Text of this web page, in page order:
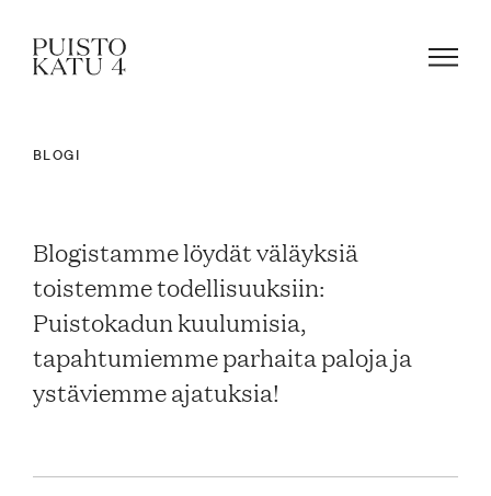
Yhteisömme
BLOGI
Blogistamme löydät väläyksiä
toistemme todellisuuksiin:
Puistokadun kuulumisia,
tapahtumiemme parhaita paloja ja
ystäviemme ajatuksia!